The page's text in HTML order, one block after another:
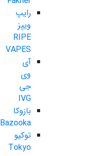
رایپ
ویپز
RIPE
VAPES
آی
وی
جی
IVG
بازوکا
Bazooka
توکیو
Tokyo